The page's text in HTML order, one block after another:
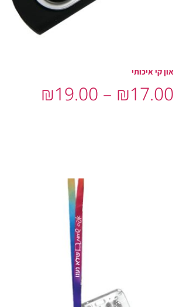
און קי איכותי
₪17.00
–
₪19.00